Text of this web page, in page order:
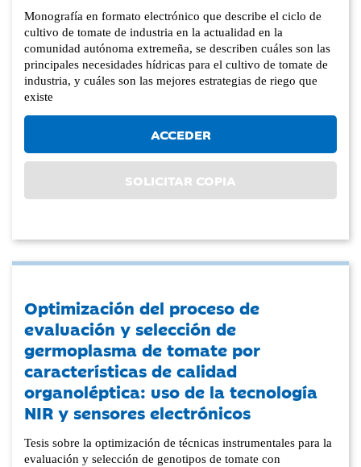
Monografía en formato electrónico que describe el ciclo de
cultivo de tomate de industria en la actualidad en la
comunidad autónoma extremeña, se describen cuáles son las
principales necesidades hídricas para el cultivo de tomate de
industria, y cuáles son las mejores estrategias de riego que
existe
ACCEDER
SOLICITAR COPIA
Optimización del proceso de
evaluación y selección de
germoplasma de tomate por
características de calidad
organoléptica: uso de la tecnología
NIR y sensores electrónicos
Tesis sobre la optimización de técnicas instrumentales para la
evaluación y selección de genotipos de tomate con